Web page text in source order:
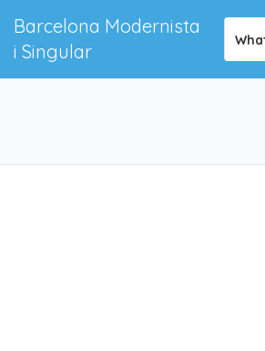
Barcelona Modernista
i Singular